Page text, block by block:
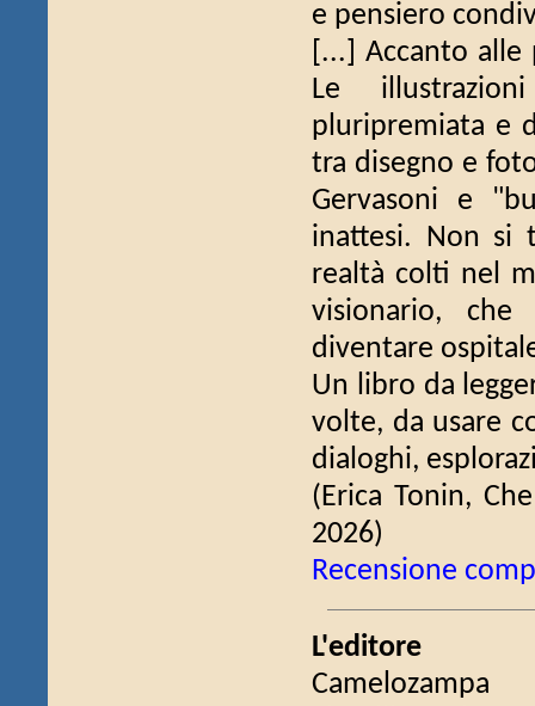
e pensiero
[...] Accanto
Le
pluripremiata e
tra disegno e
Gervasoni e
inattesi. Non si
realtà colti nel
visionario, che
diventare
Un libro da
volte, da usare
dialoghi,
(Erica Tonin,
2026)
Recensione
L'editore
Camelozampa